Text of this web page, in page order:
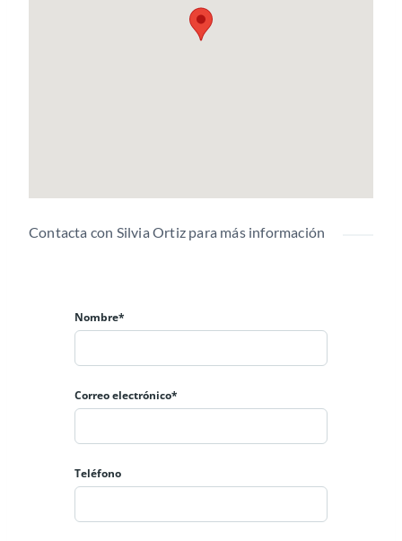
Contacta con Silvia Ortiz para más información
Nombre*
Correo electrónico*
Teléfono